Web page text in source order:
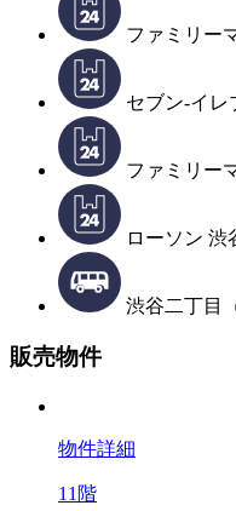
ファミリー
セブン-イレ
ファミリー
ローソン 渋
渋谷二丁目
販売物件
物件詳細
11階